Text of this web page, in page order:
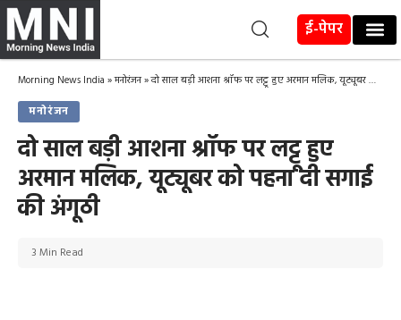
ई-पेपर
Morning News India »मनोरंजन»दो साल बड़ी आशना श्रॉफ पर लट्टू हुए अरमान मलिक, यूट्यूबर को पहना दी सगाई की अंगूठी
मनोरंजन
दो साल बड़ी आशना श्रॉफ पर लट्टू हुए
अरमान मलिक, यूट्यूबर को पहना दी सगाई
की अंगूठी
3 Min Read